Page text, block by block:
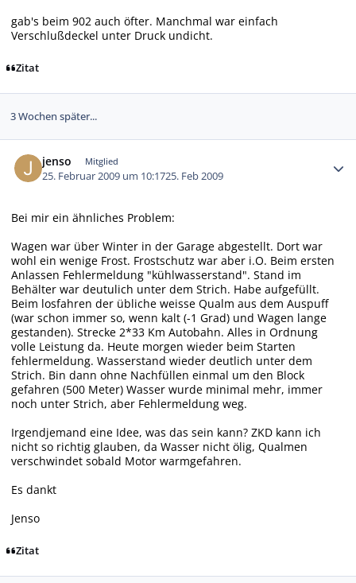
gab's beim 902 auch öfter. Manchmal war einfach
Verschlußdeckel unter Druck undicht.
Zitat
3 Wochen später...
jenso Mitglied
25. Februar 2009 um 10:1725. Feb 2009
Bei mir ein ähnliches Problem:
Wagen war über Winter in der Garage abgestellt. Dort war
wohl ein wenige Frost. Frostschutz war aber i.O. Beim ersten
Anlassen Fehlermeldung "kühlwasserstand". Stand im
Behälter war deutulich unter dem Strich. Habe aufgefüllt.
Beim losfahren der übliche weisse Qualm aus dem Auspuff
(war schon immer so, wenn kalt (-1 Grad) und Wagen lange
gestanden). Strecke 2*33 Km Autobahn. Alles in Ordnung
volle Leistung da. Heute morgen wieder beim Starten
fehlermeldung. Wasserstand wieder deutlich unter dem
Strich. Bin dann ohne Nachfüllen einmal um den Block
gefahren (500 Meter) Wasser wurde minimal mehr, immer
noch unter Strich, aber Fehlermeldung weg.
Irgendjemand eine Idee, was das sein kann? ZKD kann ich
nicht so richtig glauben, da Wasser nicht ölig, Qualmen
verschwindet sobald Motor warmgefahren.
Es dankt
Jenso
Zitat